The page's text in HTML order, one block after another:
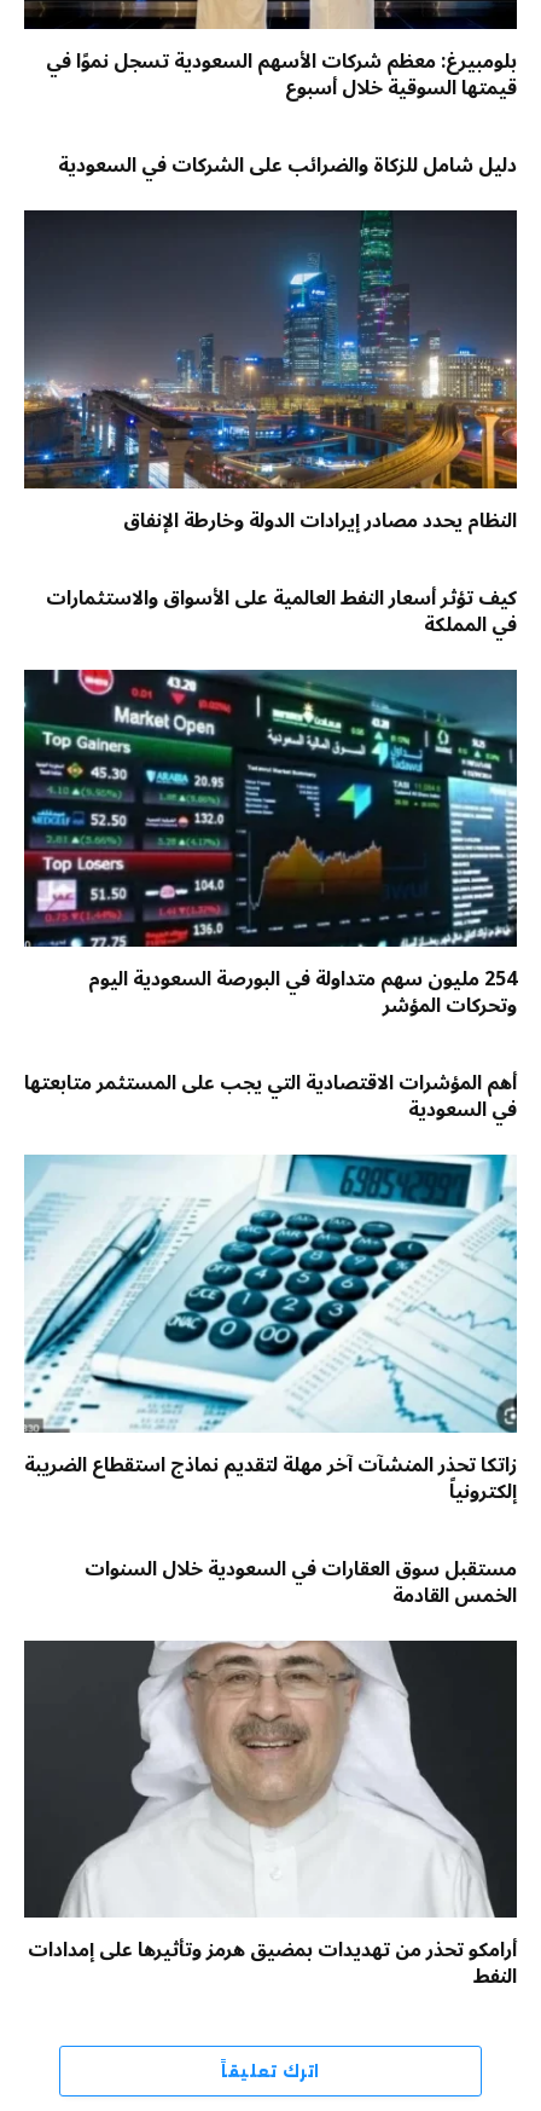
بلومبيرغ: معظم شركات الأسهم السعودية تسجل نموًا في
قيمتها السوقية خلال أسبوع
دليل شامل للزكاة والضرائب على الشركات في السعودية
النظام يحدد مصادر إيرادات الدولة وخارطة الإنفاق
كيف تؤثر أسعار النفط العالمية على الأسواق والاستثمارات
في المملكة
254 مليون سهم متداولة في البورصة السعودية اليوم
وتحركات المؤشر
أهم المؤشرات الاقتصادية التي يجب على المستثمر متابعتها
في السعودية
زاتكا تحذر المنشآت آخر مهلة لتقديم نماذج استقطاع الضريبة
إلكترونياً
مستقبل سوق العقارات في السعودية خلال السنوات
الخمس القادمة
أرامكو تحذر من تهديدات بمضيق هرمز وتأثيرها على إمدادات
النفط
اترك تعليقاً